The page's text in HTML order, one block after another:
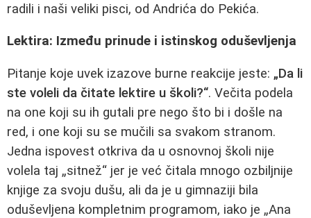
radili i naši veliki pisci, od Andrića do Pekića.
Lektira: Između prinude i istinskog oduševljenja
Pitanje koje uvek izazove burne reakcije jeste: „Da li
ste voleli da čitate lektire u školi?“. Večita podela
na one koji su ih gutali pre nego što bi i došle na
red, i one koji su se mučili sa svakom stranom.
Jedna ispovest otkriva da u osnovnoj školi nije
volela taj „sitnež“ jer je već čitala mnogo ozbiljnije
knjige za svoju dušu, ali da je u gimnaziji bila
oduševljena kompletnim programom, iako je „Ana